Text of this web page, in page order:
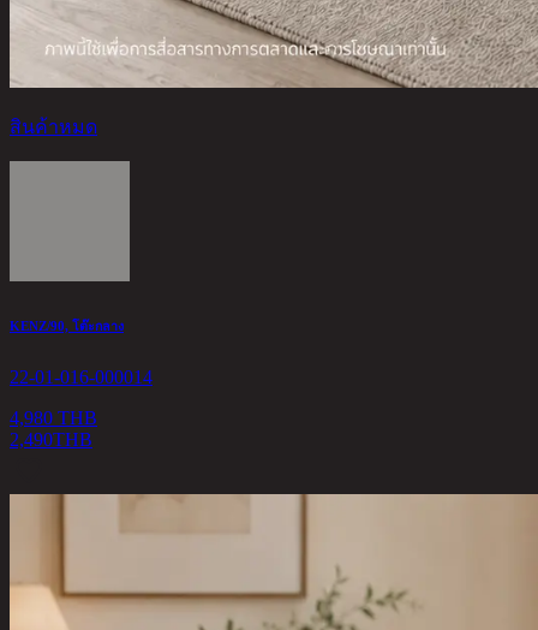
สินค้าหมด
KENZ/90, โต๊ะกลาง
22-01-016-000014
4,980 THB
2,490THB